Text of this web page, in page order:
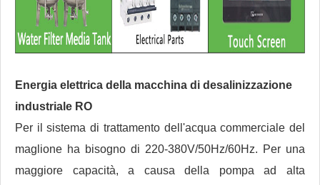
Energia elettrica della macchina di desalinizzazione
industriale RO
Per il sistema di trattamento dell'acqua commerciale del
maglione ha bisogno di 220-380V/50Hz/60Hz. Per una
maggiore capacità, a causa della pompa ad alta